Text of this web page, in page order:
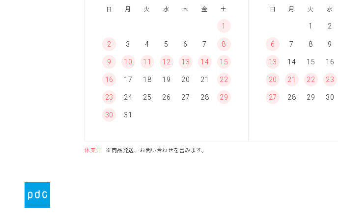
日 月 火 水 木 金 土
1
2 3 4 5 6 7 8
9 10 11 12 13 14 15
16 17 18 19 20 21 22
23 24 25 26 27 28 29
30 31
日 月 火 水
1 2
6 7 8 9
13 14 15 16
20 21 22 23
27 28 29 30
休業日 ※商品発送、お問い合わせを含みます。